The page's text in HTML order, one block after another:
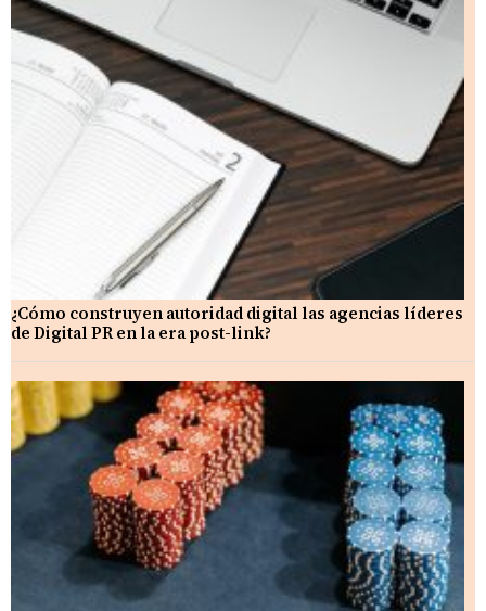
¿Cómo construyen autoridad digital las agencias líderes
de Digital PR en la era post-link?